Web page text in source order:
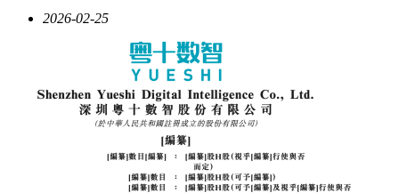
势。
以吴永辉为核心的Seed团队，能够打造出SeeDance 2.0这样的
现象级AI产品，离不开中国顶尖高校在AI领域的深厚积淀。
团队汇聚了多所高校的精英力量，为技术创新提供了强大支
2026-02-25